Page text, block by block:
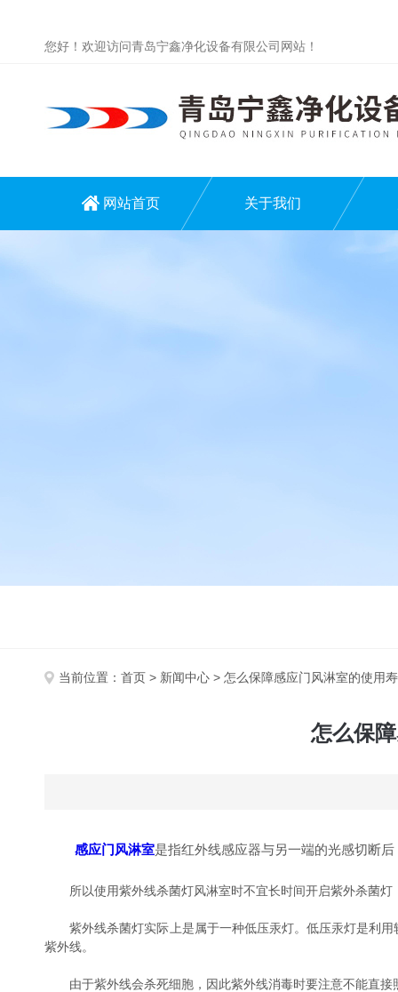
您好！欢迎访问青岛宁鑫净化设备有限公司网站！
网站首页 关于我们
当前位置： 首页 > 新闻中心 > 怎么保障感应门风淋室的使用
怎么保
感应门风淋室是指红外线感应器与另一端的光感切断
所以使用紫外线杀菌灯风淋室时不宜长时间开启紫外杀菌灯
紫外线杀菌灯实际上是属于一种低压汞灯。低压汞灯是利用
紫外线。
由于紫外线会杀死细胞，因此紫外线消毒时要注意不能直接